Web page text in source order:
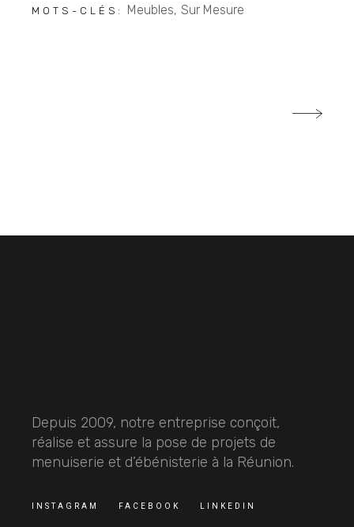
MOTS-CLÉS: Meubles Sur Mesure
Depuis 2009, notre entreprise conçoit,
réalise et assure la pose de projets de
menuiserie et d’ébénisterie à la Réunion.
INSTAGRAM FACEBOOK LINKEDIN